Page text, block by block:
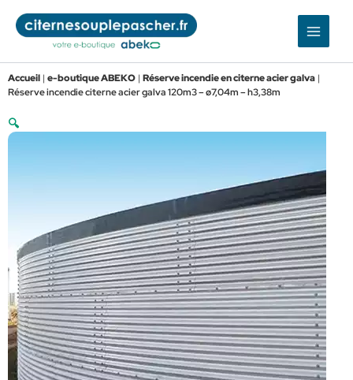
contenu
Accueil | e-boutique ABEKO | Réserve incendie en citerne acier galva |
Réserve incendie citerne acier galva 120m3 – ø7,04m – h3,38m
🔍